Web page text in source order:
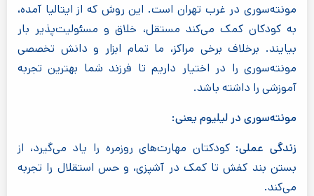
مونته‌سوری در غرب تهران است. این روش که از ایتالیا آمده،
به کودکان کمک می‌کند مستقل، خلاق و مسئولیت‌پذیر بار
بیایند. برخلاف برخی مراکز، ما تمام ابزار و دانش تخصصی
مونته‌سوری را در اختیار داریم تا فرزند شما بهترین تجربه
آموزشی را داشته باشد.
مونته‌سوری در لیلیوم یعنی:
زندگی عملی: کودکتان مهارت‌های روزمره را یاد می‌گیرد، از
بستن بند کفش تا کمک در آشپزی، و حس استقلال را تجربه
می‌کند.